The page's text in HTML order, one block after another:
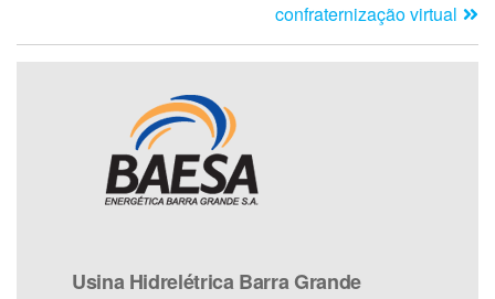
confraternização virtual
Usina Hidrelétrica Barra Grande